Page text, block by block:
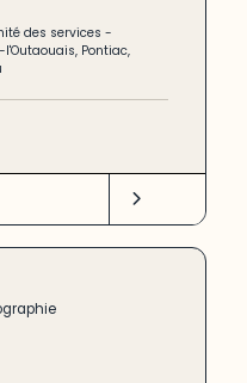
des services -
, Pontiac,